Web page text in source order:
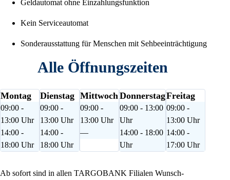
Geldautomat ohne Einzahlungsfunktion
Kein Serviceautomat
Sonderausstattung für Menschen mit Sehbeeinträchtigung
Alle Öffnungszeiten
Montag
09:00 -
13:00 Uhr
14:00 -
18:00 Uhr
Dienstag
09:00 -
13:00 Uhr
14:00 -
18:00 Uhr
Mittwoch
09:00 -
13:00 Uhr
—
Donnerstag
09:00 - 13:00
Uhr
14:00 - 18:00
Uhr
Freitag
09:00 -
13:00 Uhr
14:00 -
17:00 Uhr
Ab sofort sind in allen TARGOBANK Filialen Wunsch-